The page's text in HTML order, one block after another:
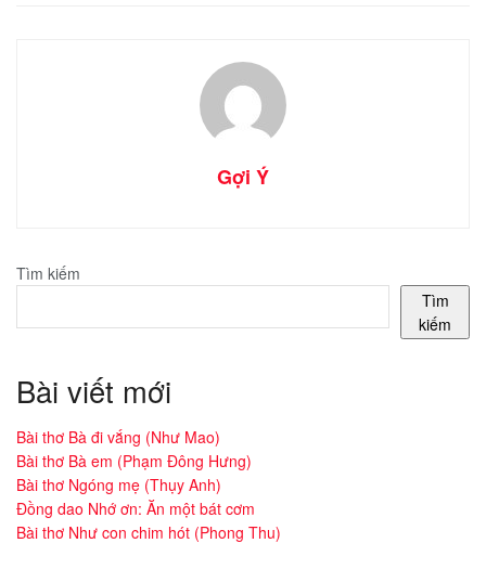
Gợi Ý
Tìm kiếm
Tìm
kiếm
Bài viết mới
Bài thơ Bà đi vắng (Như Mao)
Bài thơ Bà em (Phạm Đông Hưng)
Bài thơ Ngóng mẹ (Thụy Anh)
Đồng dao Nhớ ơn: Ăn một bát cơm
Bài thơ Như con chim hót (Phong Thu)